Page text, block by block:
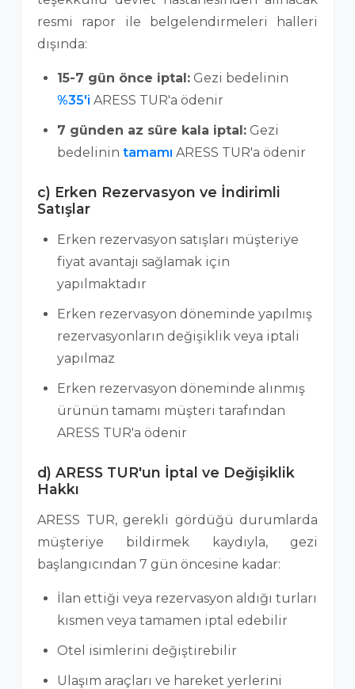
resmi rapor ile belgelendirmeleri halleri
dışında:
15-7 gün önce iptal: Gezi bedelinin
%35'i ARESS TUR'a ödenir
7 günden az süre kala iptal: Gezi
bedelinin tamamı ARESS TUR'a ödenir
c) Erken Rezervasyon ve İndirimli
Satışlar
Erken rezervasyon satışları müşteriye
fiyat avantajı sağlamak için
yapılmaktadır
Erken rezervasyon döneminde yapılmış
rezervasyonların değişiklik veya iptali
yapılmaz
Erken rezervasyon döneminde alınmış
ürünün tamamı müşteri tarafından
ARESS TUR'a ödenir
d) ARESS TUR'un İptal ve Değişiklik
Hakkı
ARESS TUR, gerekli gördüğü durumlarda
müşteriye bildirmek kaydıyla, gezi
başlangıcından 7 gün öncesine kadar:
İlan ettiği veya rezervasyon aldığı turları
kısmen veya tamamen iptal edebilir
Otel isimlerini değiştirebilir
Ulaşım araçları ve hareket yerlerini